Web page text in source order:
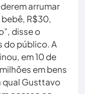
arrumar
R$30,
disse o
do público. A
em 10 de
em bens
qual Gusttavo